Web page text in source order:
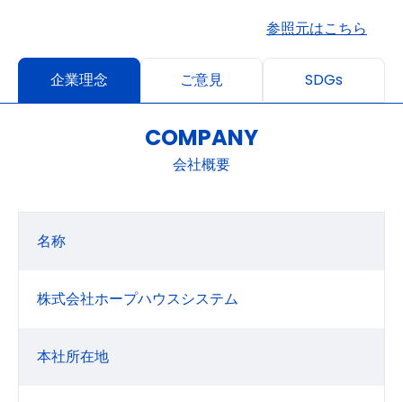
参照元はこちら
企業理念 ご意見 SDGs
COMPANY
会社概要
名称
株式会社ホープハウスシステム
本社所在地